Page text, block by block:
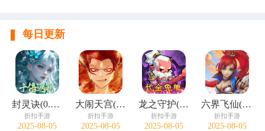
每日更新
封灵诀(0.05十倍返利免单版)
折扣手游
2025-08-05
大闹天宫(0.05折开箱买断版)
折扣手游
2025-08-05
龙之守护(0.05折代金免单)
折扣手游
2025-08-05
六界飞仙(0.1折免费送6480)
折扣手游
2025-08-05